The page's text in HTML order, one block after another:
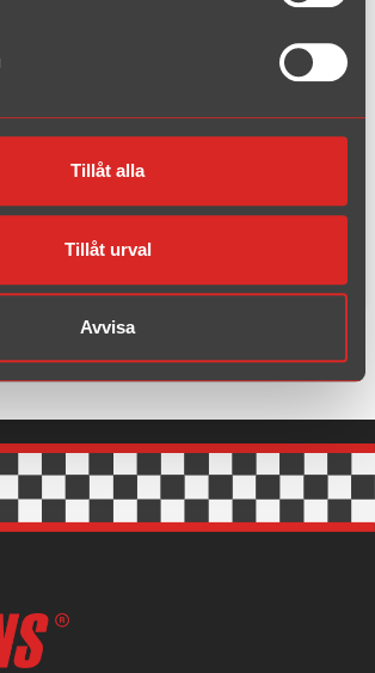
Tillåt alla
Tillåt urval
Avvisa
1.9E/2.0E "GTE" år 1
stål